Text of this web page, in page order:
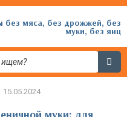
без мяса, без дрожжей, без
муки, без яиц